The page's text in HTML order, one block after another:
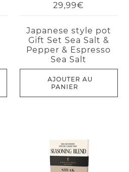
29,99€
Japanese style pot
Gift Set Sea Salt &
Pepper & Espresso
Sea Salt
AJOUTER AU
PANIER